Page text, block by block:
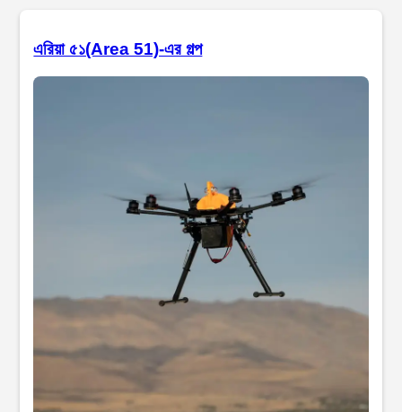
এরিয়া ৫১(Area 51)-এর গল্প